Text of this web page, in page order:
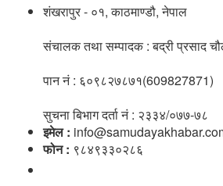
शंखरापुर - ०१, काठमाण्डौ, नेपाल
संचालक तथा सम्पादक : बद्री प्रसाद
पान नं : ६०९८२७८७१(609827871)
सुचना बिभाग दर्ता नं : २३३४/०७७-७८
इमेल :
फोन : ९८४९३३०२८६